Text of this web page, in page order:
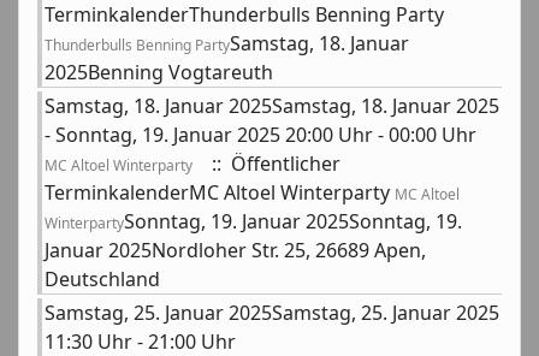
TerminkalenderThunderbulls Benning Party
Thunderbulls Benning PartySamstag, 18. Januar
2025Benning Vogtareuth
Samstag, 18. Januar 2025Samstag, 18. Januar 2025
- Sonntag, 19. Januar 2025 20:00 Uhr - 00:00 Uhr
MC Altoel Winterparty
:: Öffentlicher
TerminkalenderMC Altoel Winterparty MC Altoel
WinterpartySonntag, 19. Januar 2025Sonntag, 19.
Januar 2025Nordloher Str. 25, 26689 Apen,
Deutschland
Samstag, 25. Januar 2025Samstag, 25. Januar 2025
11:30 Uhr - 21:00 Uhr